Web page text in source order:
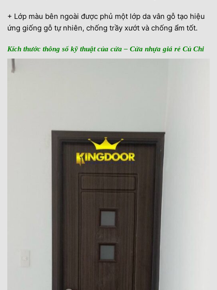
+ Lớp màu bên ngoài được phủ một lớp da vân gỗ tạo hiệu
ứng giống gỗ tự nhiên, chống trầy xướt và chống ẩm tốt.
Kích thước thông số kỹ thuật của cửa – Cửa nhựa giá rẻ Củ Chi